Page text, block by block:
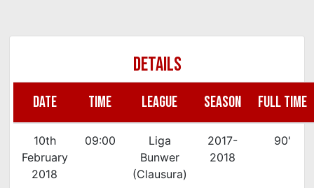
DETAILS
DATE TIME LEAGUE SEASON FULL TIME
10th
February
2018
09:00
Liga
Bunwer
(Clausura)
2017-
2018
90'